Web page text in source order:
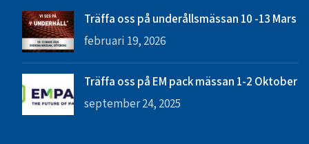
Träffa oss på underållsmässan 10 -13 Mars
februari 19, 2026
Träffa oss på EM pack mässan 1-2 Oktober
september 24, 2025